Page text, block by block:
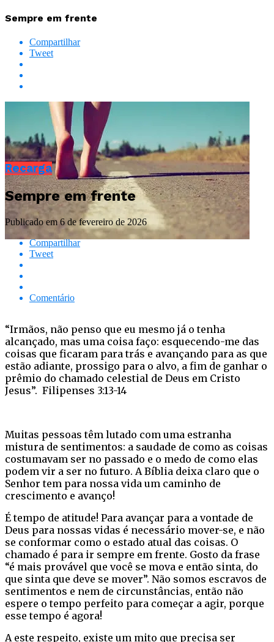
Sempre em frente
Compartilhar
Tweet
Recarga
Sempre em frente
Publicado em 6 de fevereiro de 2026
Compartilhar
Tweet
Comentário
“Irmãos, não penso que eu mesmo já o tenha
alcançado, mas uma coisa faço: esquecendo-me das
coisas que ficaram para trás e avançando para as que
estão adiante, prossigo para o alvo, a fim de ganhar o
prêmio do chamado celestial de Deus em Cristo
Jesus”. Filipenses 3:13-14
Muitas pessoas têm lutado com uma estranha
mistura de sentimentos: a saudade de como as coisas
costumavam ser no passado e o medo de como elas
podem vir a ser no futuro. A Bíblia deixa claro que o
Senhor tem para nossa vida um caminho de
crescimento e avanço!
É tempo de atitude! Para avançar para a vontade de
Deus para nossas vidas é necessário mover-se, e não
se conformar como o estado atual das coisas. O
chamado é para ir sempre em frente. Gosto da frase
“é mais provável que você se mova e então sinta, do
que sinta que deve se mover”. Não somos escravos de
sentimentos e nem de circunstâncias, então não
espere o tempo perfeito para começar a agir, porque
esse tempo é agora!
A este respeito, existe um mito que precisa ser